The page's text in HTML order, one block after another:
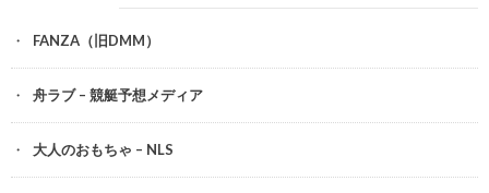
FANZA（旧DMM）
舟ラブ – 競艇予想メディア
大人のおもちゃ – NLS